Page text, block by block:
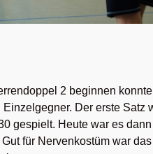
2 beginnen
Der erste Satz
gespielt. Heute war es
für Nervenkostüm war